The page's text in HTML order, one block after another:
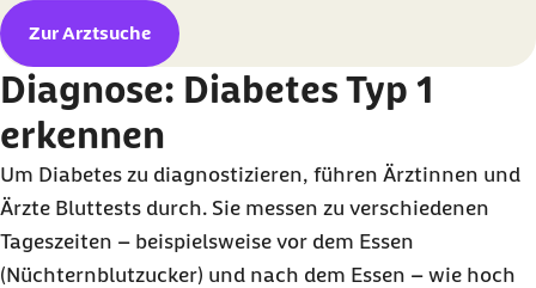
Zur Arztsuche
Diagnose: Diabetes Typ 1
erkennen
Um Diabetes zu diagnostizieren, führen Ärztinnen und
Ärzte Bluttests durch. Sie messen zu verschiedenen
Tageszeiten – beispielsweise vor dem Essen
(Nüchternblutzucker) und nach dem Essen – wie hoch